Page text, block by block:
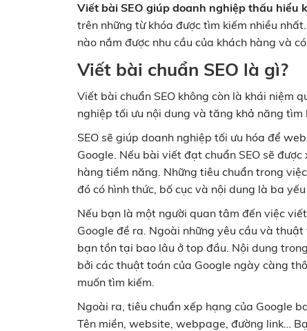
Viết bài SEO giúp doanh nghiệp thấu hiểu
trên những từ khóa được tìm kiếm nhiều
nào nắm được nhu cầu của khách hàng và
Viết bài chuẩn SEO là gì?
Viết bài chuẩn SEO không còn là khái niệm
nghiệp tối ưu nội dung và tăng khả năng
SEO sẽ giúp doanh nghiệp tối ưu hóa để
Google. Nếu bài viết đạt chuẩn SEO sẽ
hàng tiềm năng. Những tiêu chuẩn trong
đó có hình thức, bố cục và nội dung là ba
Nếu bạn là một người quan tâm đến việc
Google đề ra. Ngoài những yêu cầu và
bạn tồn tại bao lâu ở top đầu. Nội dung
bởi các thuật toán của Google ngày càng
muốn tìm kiếm.
Ngoài ra, tiêu chuẩn xếp hạng của Google
Tên miền, website, webpage, đường link…